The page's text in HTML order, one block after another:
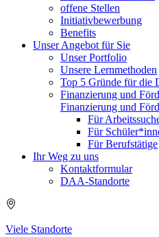
offene Stellen
Initiativbewerbung
Benefits
Unser Angebot für Sie
Unser Portfolio
Unsere Lernmethoden
Top 5 Gründe für die
Finanzierung und
Finanzierung und
Für
Für
Für Berufstätige
Ihr Weg zu uns
Kontaktformular
DAA-Standorte
Viele Standorte